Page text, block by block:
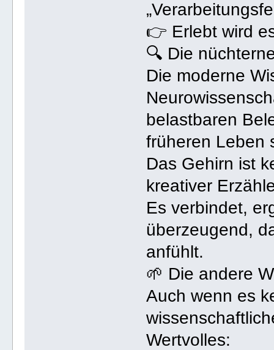
👉 Erlebt wird
🔍 Die
Die moderne
belastbaren
früheren Leben
Das Gehirn ist
kreativer
Es verbindet,
überzeugend,
anfühlt.
🌱 Die andere
Auch wenn es
Wertvolles: